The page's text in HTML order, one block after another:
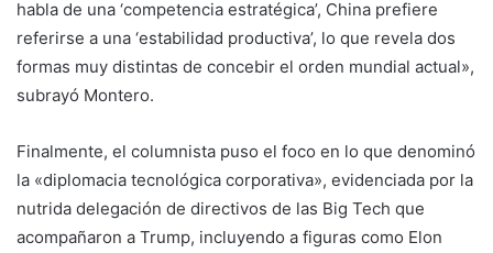
habla de una ‘competencia estratégica’, China prefiere
referirse a una ‘estabilidad productiva’, lo que revela dos
formas muy distintas de concebir el orden mundial actual»,
subrayó Montero.
Finalmente, el columnista puso el foco en lo que denominó
la «diplomacia tecnológica corporativa», evidenciada por la
nutrida delegación de directivos de las Big Tech que
acompañaron a Trump, incluyendo a figuras como Elon